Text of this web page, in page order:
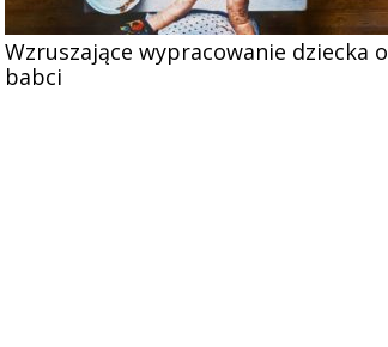
Wzruszające wypracowanie dziecka o
babci